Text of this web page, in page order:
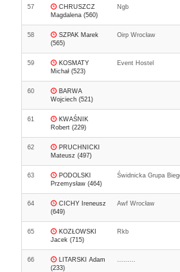
57
CHRUSZCZ
Magdalena (560)
Ngb
58
SZPAK Marek
(565)
Oirp Wrocław
59
KOSMATY
Michał (523)
Event Hostel
60
BARWA
Wojciech (521)
61
KWAŚNIK
Robert (229)
62
PRUCHNICKI
Mateusz (497)
63
PODOLSKI
Przemysław (464)
Świdnicka Grupa
64
CICHY Ireneusz
(649)
Awf Wrocław
65
KOZŁOWSKI
Jacek (715)
Rkb
66
LITARSKI Adam
(233)
.........